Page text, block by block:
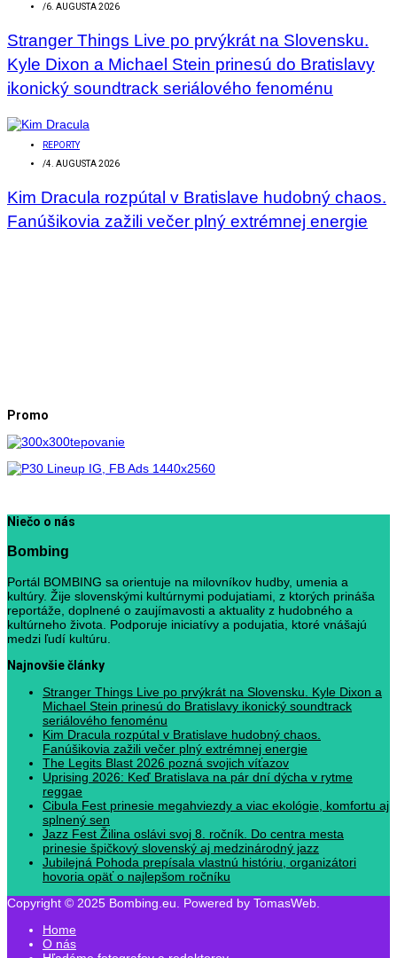
/6. AUGUSTA 2026
Stranger Things Live po prvýkrát na Slovensku.
Kyle Dixon a Michael Stein prinesú do Bratislavy
ikonický soundtrack seriálového fenoménu
REPORTY
/4. AUGUSTA 2026
Kim Dracula rozpútal v Bratislave hudobný chaos.
Fanúšikovia zažili večer plný extrémnej energie
Promo
Niečo o nás
Bombing
Portál BOMBING sa orientuje na milovníkov hudby, umenia a
kultúry. Žije slovenskými kultúrnymi podujatiami, z ktorých prináša
reportáže, doplnené o zaujímavosti a aktuality z hudobného a
kultúrneho života. Podporuje iniciatívy a podujatia, ktoré vnášajú
medzi ľudí kultúru.
Najnovšie články
Stranger Things Live po prvýkrát na Slovensku. Kyle Dixon a
Michael Stein prinesú do Bratislavy ikonický soundtrack
seriálového fenoménu
Kim Dracula rozpútal v Bratislave hudobný chaos.
Fanúšikovia zažili večer plný extrémnej energie
The Legits Blast 2026 pozná svojich víťazov
Uprising 2026: Keď Bratislava na pár dní dýcha v rytme
reggae
Cibula Fest prinesie megahviezdy a viac ekológie, komfortu aj
splnený sen
Jazz Fest Žilina oslávi svoj 8. ročník. Do centra mesta
prinesie špičkový slovenský aj medzinárodný jazz
Jubilejná Pohoda prepísala vlastnú históriu, organizátori
hovoria opäť o najlepšom ročníku
Copyright © 2025 Bombing.eu. Powered by TomasWeb.
Home
O nás